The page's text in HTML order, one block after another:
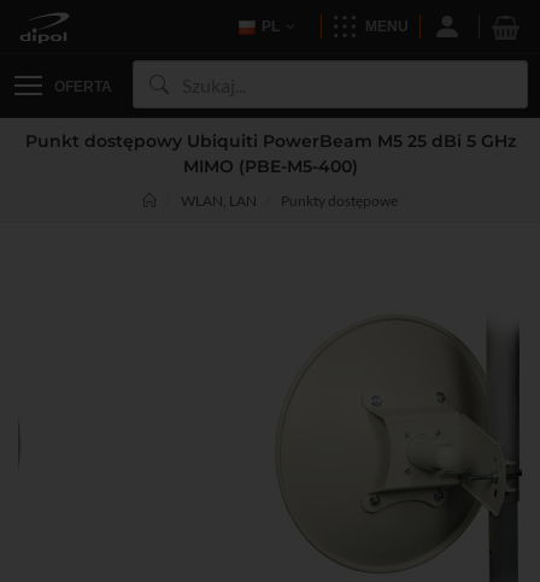
PL MENU
OFERTA
Punkt dostępowy Ubiquiti PowerBeam M5 25 dBi 5 GHz
MIMO (PBE-M5-400)
WLAN, LAN Punkty dostępowe